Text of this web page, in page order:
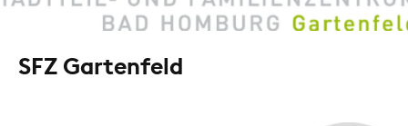
SFZ Gartenfeld